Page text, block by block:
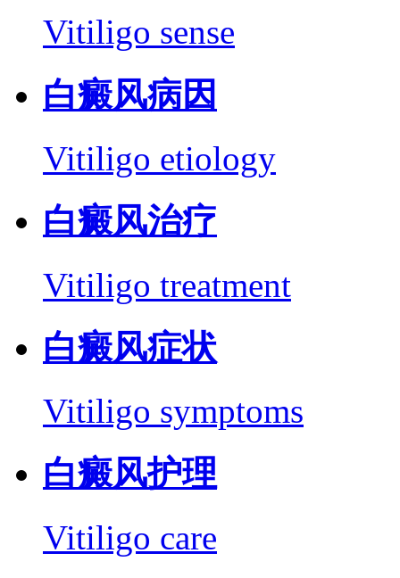
Vitiligo sense
白癜风病因
Vitiligo etiology
白癜风治疗
Vitiligo treatment
白癜风症状
Vitiligo symptoms
白癜风护理
Vitiligo care